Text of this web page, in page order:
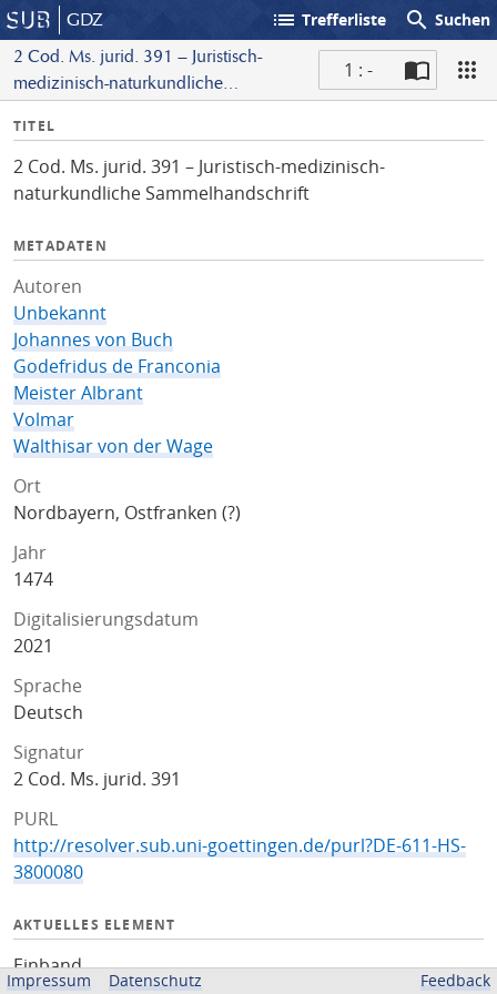
GDZ list Trefferliste search Suchen
2 Cod. Ms. jurid. 391 – Juristisch-
medizinisch-naturkundliche
1 : -
I
f
o
TITEL
2 Cod. Ms. jurid. 391 – Juristisch-medizinisch-
naturkundliche Sammelhandschrift
METADATEN
Autoren
Unbekannt
Johannes von Buch
Godefridus de Franconia
Meister Albrant
Volmar
Walthisar von der Wage
Ort
Nordbayern, Ostfranken (?)
Jahr
1474
Digitalisierungsdatum
2021
Sprache
Deutsch
Signatur
2 Cod. Ms. jurid. 391
PURL
http://resolver.sub.uni-goettingen.de/purl?DE-611-HS-
3800080
AKTUELLES ELEMENT
Einband
Impressum Datenschutz Feedback